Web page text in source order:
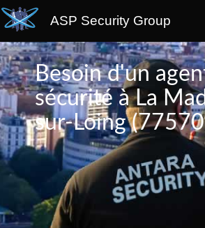
ASP Security Group
Besoin d'un
sécurité à La
sur-Loing